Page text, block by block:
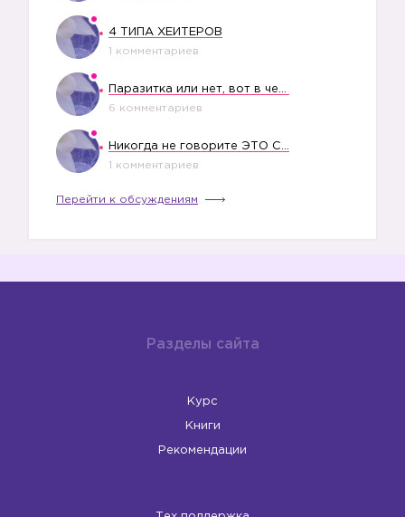
4 ТИПА ХЕЙТЕРОВ
1 комментариев
6 комментариев
1 комментариев
Перейти к обсуждениям
Разделы сайта
Курс
Книги
Рекомендации